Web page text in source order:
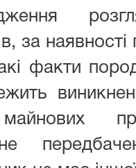
за
факти
не